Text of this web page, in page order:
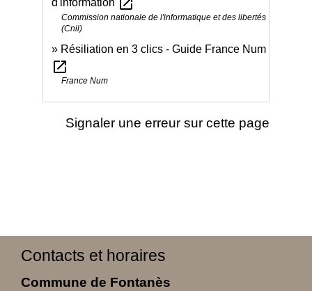
d'information open_in_new
Commission nationale de l'informatique et des libertés
(Cnil)
Résiliation en 3 clics - Guide France Num
open_in_new
France Num
Signaler une erreur sur cette page
Contacts et horaires
Commune de Fontanès